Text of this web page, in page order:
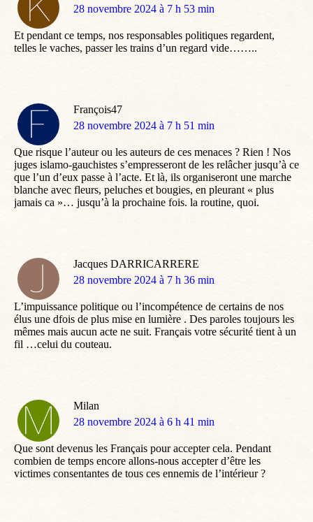
dit
28 novembre 2024 à 7 h 53 min
Et pendant ce temps, nos responsables politiques regardent,
telles le vaches, passer les trains d’un regard vide……..
François47
dit
28 novembre 2024 à 7 h 51 min
Que risque l’auteur ou les auteurs de ces menaces ? Rien ! Nos
juges islamo-gauchistes s’empresseront de les relâcher jusqu’à ce
que l’un d’eux passe à l’acte. Et là, ils organiseront une marche
blanche avec fleurs, peluches et bougies, en pleurant « plus
jamais ca »… jusqu’à la prochaine fois. la routine, quoi.
Jacques DARRICARRERE
dit
28 novembre 2024 à 7 h 36 min
L’impuissance politique ou l’incompétence de certains de nos
élus une dfois de plus mise en lumière . Des paroles toujours les
mêmes mais aucun acte ne suit. Français votre sécurité tient à un
fil …celui du couteau.
Milan
dit
28 novembre 2024 à 6 h 41 min
Que sont devenus les Français pour accepter cela. Pendant
combien de temps encore allons-nous accepter d’être les
victimes consentantes de tous ces ennemis de l’intérieur ?